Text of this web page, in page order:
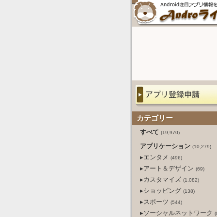
カテゴリー
すべて (19,970)
アプリケーション (10,279)
▸エンタメ (496)
▸アート＆デザイン (69)
▸カスタマイズ (1,082)
▸ショッピング (138)
▸スポーツ (544)
▸ソーシャルネットワーク